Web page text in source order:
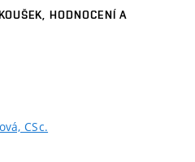
HODNOCENÍ A
CSc.